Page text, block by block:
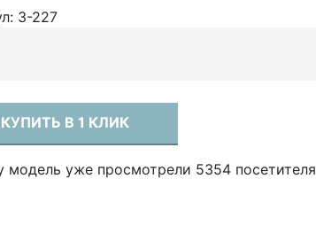
3-227
КУПИТЬ В 1 КЛИК
модель уже просмотрели 5354 посетителя